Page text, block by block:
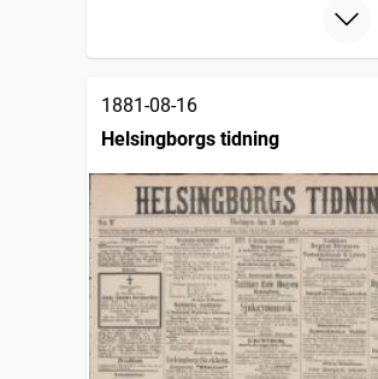
1881-08-16
Helsingborgs tidning